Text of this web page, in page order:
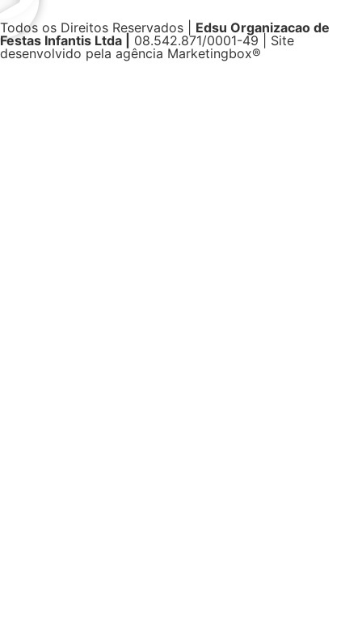
Todos os Direitos Reservados | Edsu Organizacao de
Festas Infantis Ltda |
08.542.871/0001-49 | Site
desenvolvido pela agência Marketingbox®